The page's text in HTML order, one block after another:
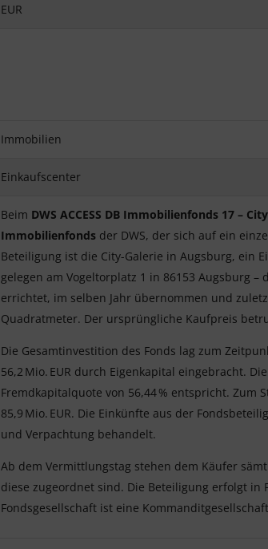
EUR
Immobilien
Einkaufscenter
Beim DWS ACCESS DB Immobilienfonds 17 –
Immobilienfonds der DWS, der sich auf ein
Beteiligung ist die City-Galerie in Augsburg, ein
gelegen am Vogeltorplatz 1 in 86153 Augsburg
errichtet, im selben Jahr übernommen und
Quadratmeter. Der ursprüngliche Kaufpreis
Die Gesamtinvestition des Fonds lag zum
56,2 Mio. EUR durch Eigenkapital eingebracht.
Fremdkapitalquote von 56,44 % entspricht. Zum
85,9 Mio. EUR. Die Einkünfte aus der
und Verpachtung behandelt.
Ab dem Vermittlungstag stehen dem Käufer
diese zugeordnet sind. Die Beteiligung erfolgt
Fondsgesellschaft ist eine Kommanditgesellschaft